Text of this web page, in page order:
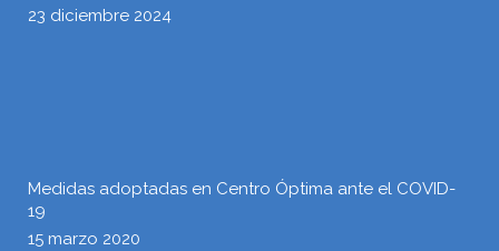
23 diciembre 2024
Medidas adoptadas en Centro Óptima ante el COVID-
19
15 marzo 2020